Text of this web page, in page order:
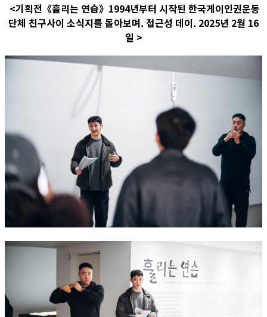
<기획전《흘리는 연습》1994년부터 시작된 한국게이인권운동
단체 친구사이 소식지를 돌아보며. 접근성 데이. 2025년 2월 16
일 >